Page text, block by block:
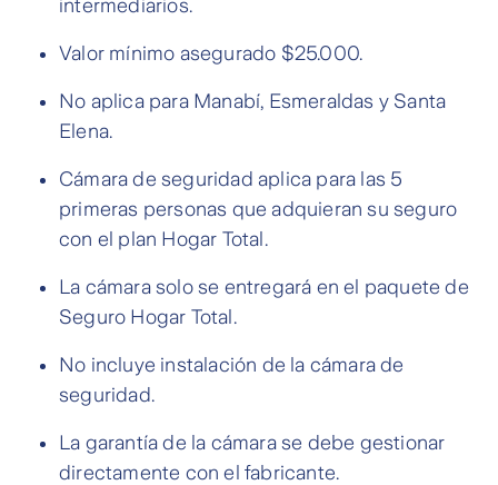
intermediarios.
Valor mínimo asegurado $25.000.
No aplica para Manabí, Esmeraldas y Santa
Elena.
Cámara de seguridad aplica para las 5
primeras personas que adquieran su seguro
con el plan Hogar Total.
La cámara solo se entregará en el paquete de
Seguro Hogar Total.
No incluye instalación de la cámara de
seguridad.
La garantía de la cámara se debe gestionar
directamente con el fabricante.